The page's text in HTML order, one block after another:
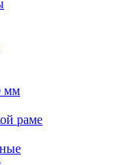
мм
раме